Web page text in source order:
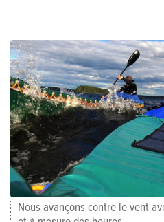
Nous avançons contre le vent